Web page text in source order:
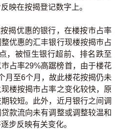
映在按揭登记数字上。
揭优惠的银行，在楼按市占率
优惠的汇丰银行现楼按揭巿占
，被恒生银行超前、排名跌至
占率29%高踞榜首，由于楼花
月至6个月，故此楼花按揭仍未
楼按揭市占率之变化较快，原
较短。此外，近月银行之间调
款流向未有调整或调整较温和
步反映有关变化。